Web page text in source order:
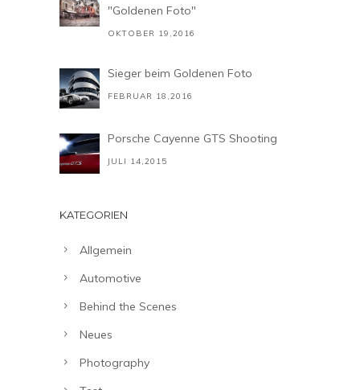
"Goldenen Foto"
OKTOBER 19,2016
Sieger beim Goldenen Foto
FEBRUAR 18,2016
Porsche Cayenne GTS Shooting
JULI 14,2015
KATEGORIEN
Allgemein
Automotive
Behind the Scenes
Neues
Photography